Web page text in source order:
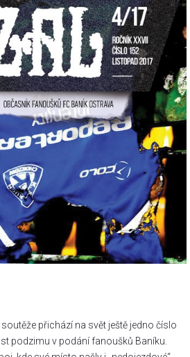
přichází na svět ještě jedno číslo
podzimu v podání fanoušků Baníku.